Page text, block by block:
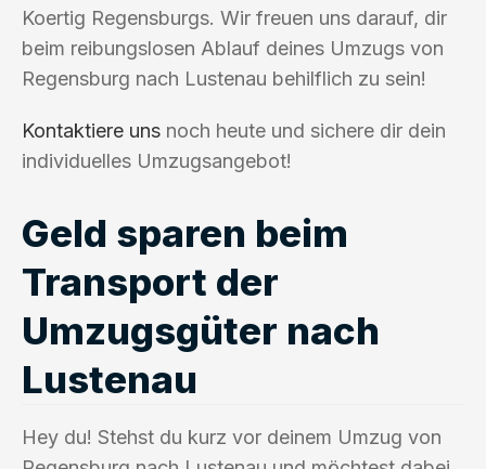
Koertig Regensburgs. Wir freuen uns darauf, dir
beim reibungslosen Ablauf deines Umzugs von
Regensburg nach Lustenau behilflich zu sein!
Kontaktiere uns noch heute und sichere dir dein
individuelles Umzugsangebot!
Geld sparen beim
Transport der
Umzugsgüter nach
Lustenau
Hey du! Stehst du kurz vor deinem Umzug von